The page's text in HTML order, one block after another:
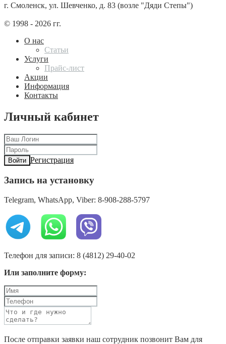
г. Смоленск, ул. Шевченко, д. 83 (возле "Дяди Степы")
© 1998 - 2026 гг.
О нас
Статьи
Услуги
Прайс-лист
Акции
Информация
Контакты
Личный кабинет
Войти Регистрация
Запись на установку
Telegram, WhatsApp, Viber: 8-908-288-5797
Телефон для записи: 8 (4812) 29-40-02
Или заполните форму:
После отправки заявки наш сотрудник позвонит Вам для